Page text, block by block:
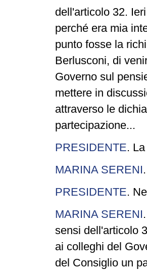
dell'articolo 32.
perché era mia
punto fosse la
Berlusconi, di
Governo sul
mettere in
attraverso le
partecipazione...
PRESIDENTE.
MARINA SERENI
PRESIDENTE.
MARINA SERENI
sensi dell'articolo
ai colleghi del
del Consiglio un